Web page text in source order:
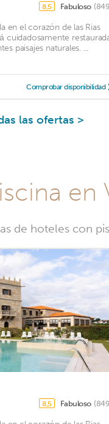
8,5 Fabuloso
en el corazón de las Rias
cuidadosamente
paisajes naturales. ...
Comprobar disponibilidad
las ofertas >
en
de hoteles con
8,5 Fabuloso